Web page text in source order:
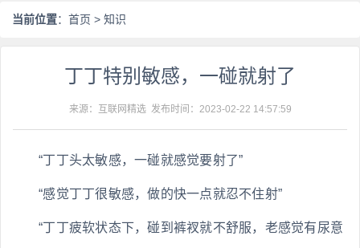
当前位置： 首页 > 知识
丁丁特别敏感，一碰就射了
来源：互联网精选 发布时间： 2023-02-22 14:57:59
“丁丁头太敏感，一碰就感觉要射了”
“感觉丁丁很敏感，做的快一点就忍不住射”
“丁丁疲软状态下，碰到裤衩就不舒服，老感觉有尿意